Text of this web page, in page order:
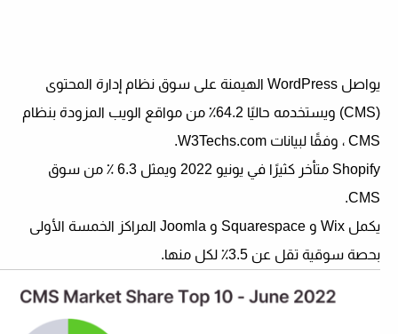
يواصل WordPress الهيمنة على سوق نظام إدارة المحتوى
(CMS) ويستخدمه حاليًا 64.2٪ من مواقع الويب المزودة بنظام
CMS ، وفقًا لبيانات W3Techs.com.
Shopify متأخر كثيرًا في يونيو 2022 ويمثل 6.3 ٪ من سوق
CMS.
يكمل Wix و Squarespace و Joomla المراكز الخمسة الأولى
بحصة سوقية تقل عن 3.5٪ لكل منها.